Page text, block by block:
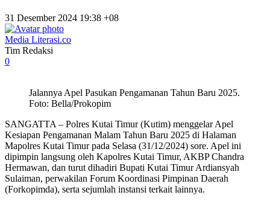
31 Desember 2024 19:38 +08
Media Literasi.co
Tim Redaksi
0
Jalannya Apel Pasukan Pengamanan Tahun Baru 2025.
Foto: Bella/Prokopim
SANGATTA – Polres Kutai Timur (Kutim) menggelar Apel
Kesiapan Pengamanan Malam Tahun Baru 2025 di Halaman
Mapolres Kutai Timur pada Selasa (31/12/2024) sore. Apel ini
dipimpin langsung oleh Kapolres Kutai Timur, AKBP Chandra
Hermawan, dan turut dihadiri Bupati Kutai Timur Ardiansyah
Sulaiman, perwakilan Forum Koordinasi Pimpinan Daerah
(Forkopimda), serta sejumlah instansi terkait lainnya.